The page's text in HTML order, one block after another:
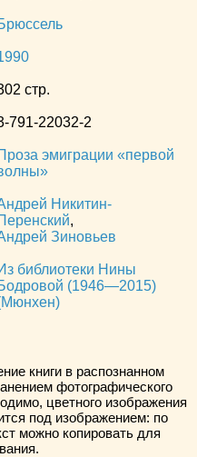
стр.
791-22032-2
эмиграции «первой
Никитин-
,
Зиновьев
библиотеки Нины
(1946—2015)
книги в распознанном
фотографического
цветного изображения
под изображением: по
можно копировать для